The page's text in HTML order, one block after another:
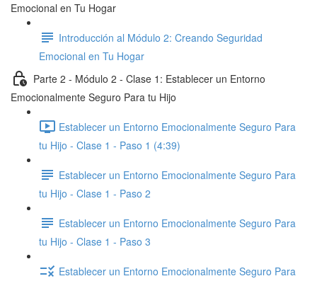
Emocional en Tu Hogar
Introducción al Módulo 2: Creando Seguridad
Emocional en Tu Hogar
Parte 2 - Módulo 2 - Clase 1: Establecer un Entorno
Emocionalmente Seguro Para tu Hijo
Establecer un Entorno Emocionalmente Seguro Para
tu Hijo - Clase 1 - Paso 1 (4:39)
Establecer un Entorno Emocionalmente Seguro Para
tu Hijo - Clase 1 - Paso 2
Establecer un Entorno Emocionalmente Seguro Para
tu Hijo - Clase 1 - Paso 3
Establecer un Entorno Emocionalmente Seguro Para